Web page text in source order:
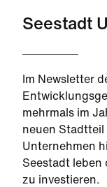
Seestadt
Im Newsletter
mehrmals im
neuen Stadtteil
Unternehmen
Seestadt leben
zu investieren.